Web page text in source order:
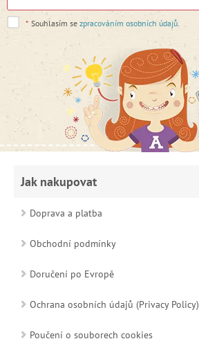
* Souhlasím se zpracováním osobních údajů
Jak nakupovat
Doprava a platba
Obchodní podmínky
Doručení po Evropě
Ochrana osobních údajů (Privacy Policy)
Poučení o souborech cookies